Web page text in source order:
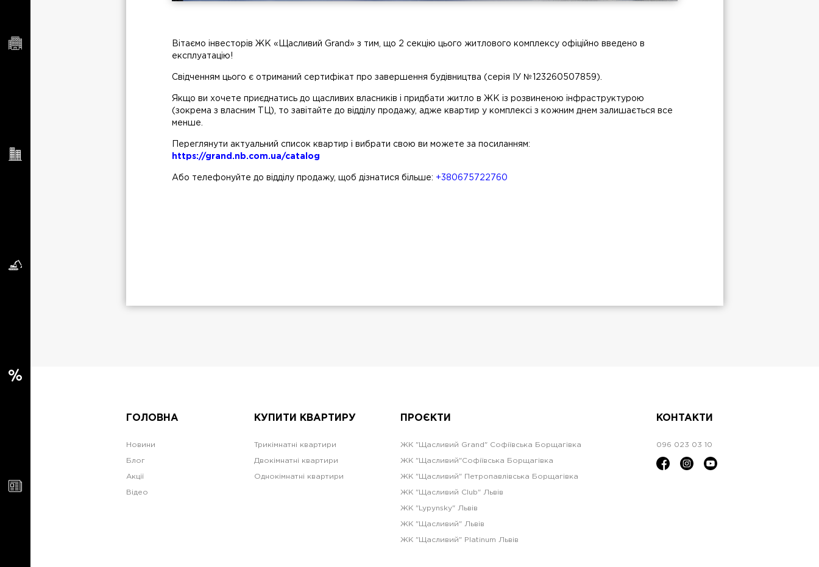
Вітаємо інвесторів ЖК «Щасливий Grand» з тим, що 2 секцію цього житлового комплексу офіційно введено в
експлуатацію!
Свідченням цього є отриманий сертифікат про завершення будівництва (серія ІУ №123260507859).
Якщо ви хочете приєднатись до щасливих власників і придбати житло в ЖК із розвиненою інфраструктурою
(зокрема з власним ТЦ), то завітайте до відділу продажу, адже квартир у комплексі з кожним днем залишається все
менше.
Переглянути актуальний список квартир і вибрати свою ви можете за посиланням:
https://grand.nb.com.ua/catalog
Або телефонуйте до відділу продажу, щоб дізнатися більше: +380675722760
ГОЛОВНА
Новини
Блог
Акції
Відео
КУПИТИ КВАРТИРУ
Трикімнатні квартири
Двокімнатні квартири
Однокімнатні квартири
ПРОЄКТИ
ЖК "Щасливий Grand" Софіївська Борщагівка
ЖК "Щасливий"Софіївська Борщагівка
ЖК "Щасливий" Петропавлівська Борщагівка
ЖК "Щасливий Club" Львів
ЖК "Lypynsky" Львів
ЖК "Щасливий" Львів
ЖК "Щасливий" Platinum Львів
КОНТАКТИ
096 023 03 10